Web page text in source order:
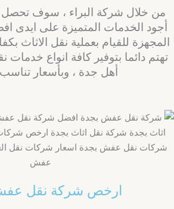
من خلال شركة البراء ، سوف تحصل
أجود الخدمات المتميزة على ايدى
المجهزة للقيام بعملية نقل الاثاث
تهتم دائما بتوفير كافة انواع خدمات
أهل جدة ، وبأسعار تناسب
ارخص شركة نقل